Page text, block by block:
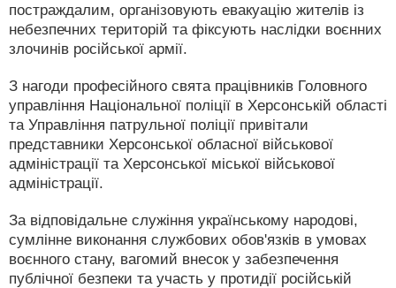
постраждалим, організовують евакуацію жителів із
небезпечних територій та фіксують наслідки воєнних
злочинів російської армії.
З нагоди професійного свята працівників Головного
управління Національної поліції в Херсонській області
та Управління патрульної поліції привітали
представники Херсонської обласної військової
адміністрації та Херсонської міської військової
адміністрації.
За відповідальне служіння українському народові,
сумлінне виконання службових обов'язків в умовах
воєнного стану, вагомий внесок у забезпечення
публічної безпеки та участь у протидії російській